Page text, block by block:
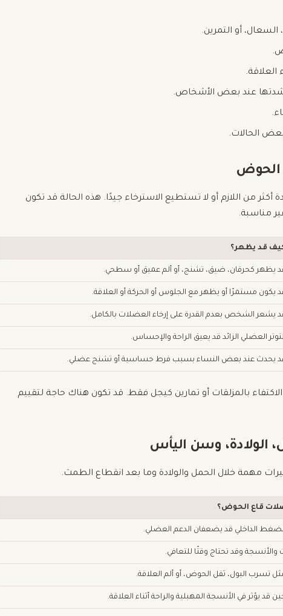
أو التمرين.
شدتها عند بعض الأشخاص.
الحالات.
الحوض
من اللازم أو لا تستطيع الاسترخاء جيدًا. هذه الحالة قد تكون
مناسبة.
قد يظهر؟
يظهر كحرقان، ضيق، تشنج، أو ألم عميق أو سطحي.
يكون مستمرًا أو يظهر مع الجلوس أو الحركة أو العلاقة.
يشعر الشخص بعدم القدرة على إرخاء العضلات بالكامل.
العضلي الزائد قد يعيق الراحة والإحساس.
يحدث عند بعض النساء بسبب فرط حساسية أو تشنج عضلي.
الاكتفاء بالمزلقات أو تمارين كيجل فقط. قد تكون هناك حاجة لتقييم
الولادة، وسن اليأس
مهمة خلال الحمل والولادة وما بعد انقطاع الطمث.
قاع الحوض؟
الداخلي قد يضعفان الدعم العضلي.
وقد تحتاج وقتًا للتعافي.
تسرب البول، ثقل الحوض، أو ألم العلاقة.
قد يؤثر في الأنسجة المهبلية والراحة أثناء العلاقة.